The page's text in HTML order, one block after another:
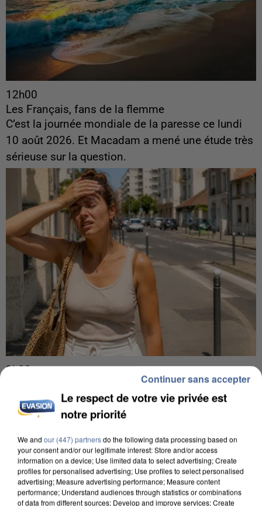
12h00
Les Français, fans de la flemme
C’est la journée mondiale de la paresse ce lundi
10 août 2026. Et Macadam a mené une étude très
sérieuse sur la question.
9h00
Une nouvelle canicule va faire chauffer la France
cette semaine
22 départements sont placés en vigilance orange
Le respect de votre vie privée est
notre priorité
We and our (447) partnersdo the following data processing based on
your consent and/or our legitimate interest: Store and/or access
information on a device; Use limited data to select advertising; Create
profiles for personalised advertising; Use profiles to select personalised
advertising; Measure advertising performance; Measure content
performance; Understand audiences through statistics or combinations
of data from different sources; Develop and improve services; Create
Continuer sans accepter